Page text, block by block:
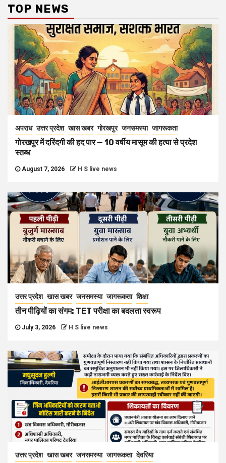
TOP NEWS
अपराध उत्तर प्रदेश खास खबर गोरखपुर जनसमस्या जागरूकता
गोरखपुर में दरिंदगी की हद पार — 10 वर्षीय मासूम की हत्या से प्रदेश
स्तब्ध
August 7, 2026 H S live news
उत्तर प्रदेश खास खबर जनसमस्या जागरूकता शिक्षा
तीन पीढ़ियों का संगम: TET परीक्षा का बदलता स्वरूप
July 3, 2026 H S live news
उत्तर प्रदेश खास खबर जनसमस्या जागरूकता देवरिया